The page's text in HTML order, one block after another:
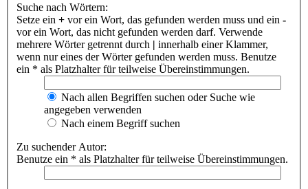
Suche nach Wörtern:
Setze ein + vor ein Wort, das gefunden werden muss und ein -
vor ein Wort, das nicht gefunden werden darf. Verwende
mehrere Wörter getrennt durch | innerhalb einer Klammer,
wenn nur eines der Wörter gefunden werden muss. Benutze
ein * als Platzhalter für teilweise Übereinstimmungen.
Nach allen Begriffen suchen oder Suche wie
angegeben verwenden
Nach einem Begriff suchen
Zu suchender Autor:
Benutze ein * als Platzhalter für teilweise Übereinstimmungen.